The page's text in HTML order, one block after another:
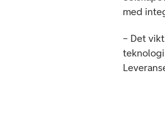
med
– Det